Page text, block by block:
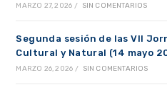
MARZO 27, 2026 / SIN COMENTARIOS
Segunda sesión de las VII
Cultural y Natural (14 mayo
MARZO 26, 2026 / SIN COMENTARIOS